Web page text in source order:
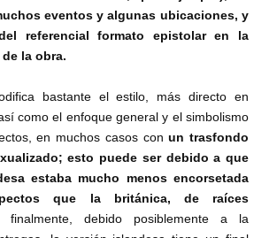
eventos y algunas ubicaciones, y
referencial formato epistolar en la
la obra.
bastante el estilo, más directo en
como el enfoque general y el simbolismo
en muchos casos conun trasfondo
esto puede ser debido a que
estaba mucho menos encorsetada
que la británica, de raíces
finalmente, debido posiblemente a la